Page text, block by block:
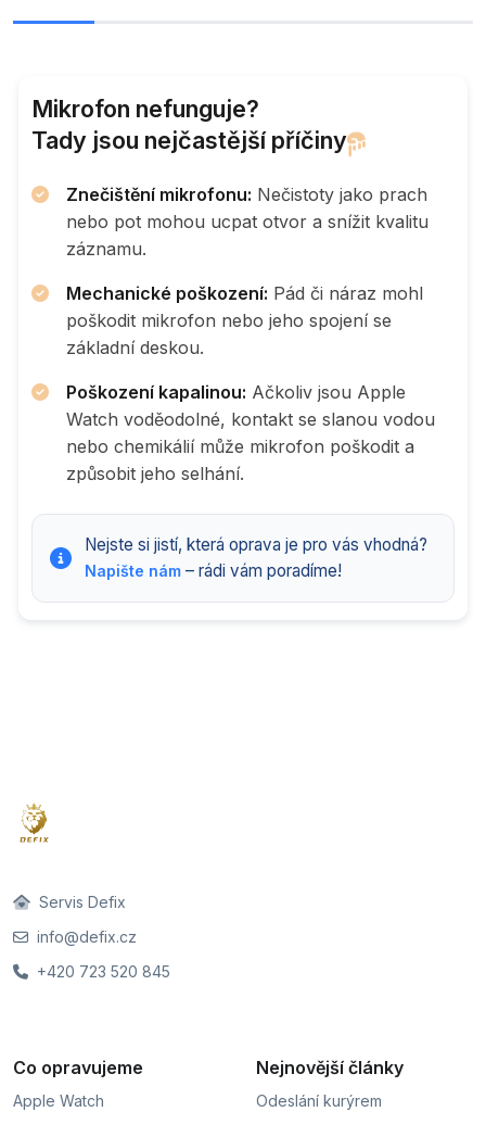
Mikrofon nefunguje?
Tady jsou nejčastější příčiny
Znečištění mikrofonu: Nečistoty jako prach
nebo pot mohou ucpat otvor a snížit kvalitu
záznamu.
Mechanické poškození: Pád či náraz mohl
poškodit mikrofon nebo jeho spojení se
základní deskou.
Poškození kapalinou: Ačkoliv jsou Apple
Watch voděodolné, kontakt se slanou vodou
nebo chemikálií může mikrofon poškodit a
způsobit jeho selhání.
Nejste si jistí, která oprava je pro vás vhodná?
Napište nám– rádi vám poradíme!
Servis Defix
info@defix.cz
+420 723 520 845
Co opravujeme
Apple Watch
Nejnovější články
Odeslání kurýrem